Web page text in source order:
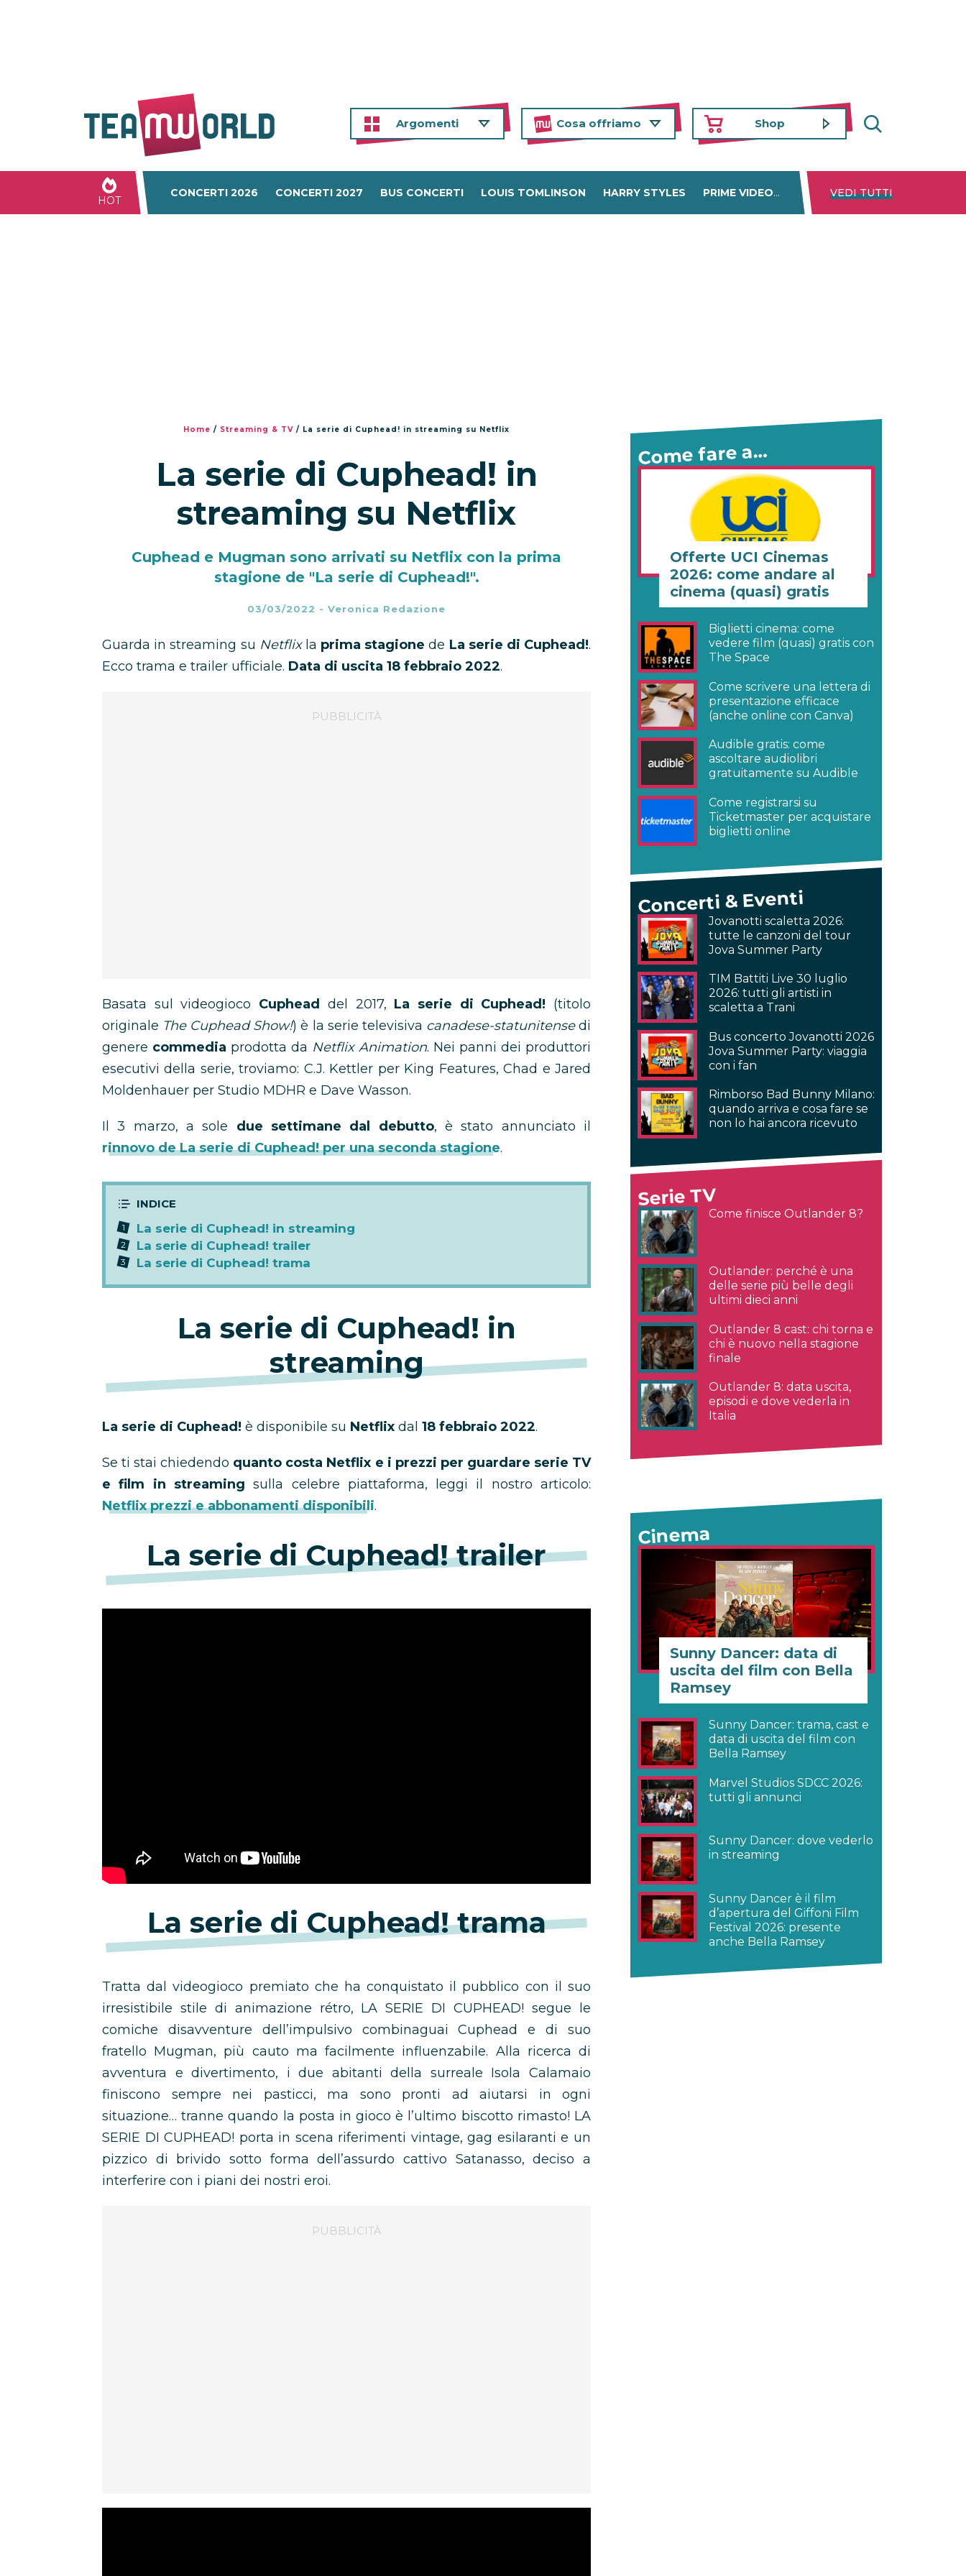
Argomenti Cosa offriamo Shop
HOT
CONCERTI 2026 CONCERTI 2027 BUS CONCERTI LOUIS TOMLINSON HARRY STYLES PRIME VIDEO DISNEY+ NETFLIX
VEDI TUTTI
Home / Streaming & TV / La serie di Cuphead! in streaming su Netflix
La serie di Cuphead! in
streaming su Netflix
Cuphead e Mugman sono arrivati su Netflix con la prima
stagione de "La serie di Cuphead!".
03/03/2022 - Veronica Redazione
Guarda in streaming su Netflixla prima stagione de La serie di Cuphead!.
Ecco trama e trailer ufficiale. Data di uscita 18 febbraio 2022.
Basata sul videogioco Cuphead del 2017, La serie di Cuphead! (titolo
originale The Cuphead Show!) è la serie televisiva canadese-statunitensedi
genere commedia prodotta da Netflix Animation. Nei panni dei produttori
esecutivi della serie, troviamo: C.J. Kettler per King Features, Chad e Jared
Moldenhauer per Studio MDHR e Dave Wasson.
Il 3 marzo, a sole due settimane dal debutto, è stato annunciato il
rinnovo de La serie di Cuphead! per una seconda stagione.
La serie di Cuphead! in streaming
La serie di Cuphead! trailer
La serie di Cuphead! trama
La serie di Cuphead! in
streaming
La serie di Cuphead! è disponibile su Netflix dal 18 febbraio 2022.
Se ti stai chiedendo quanto costa Netflix e i prezzi per guardare serie TV
e film in streaming sulla celebre piattaforma, leggi il nostro articolo:
Netflix prezzi e abbonamenti disponibili.
La serie di Cuphead! trailer
La serie di Cuphead! trama
Tratta dal videogioco premiato che ha conquistato il pubblico con il suo
irresistibile stile di animazione rétro, LA SERIE DI CUPHEAD! segue le
comiche disavventure dell’impulsivo combinaguai Cuphead e di suo
fratello Mugman, più cauto ma facilmente influenzabile. Alla ricerca di
avventura e divertimento, i due abitanti della surreale Isola Calamaio
finiscono sempre nei pasticci, ma sono pronti ad aiutarsi in ogni
situazione… tranne quando la posta in gioco è l’ultimo biscotto rimasto! LA
SERIE DI CUPHEAD! porta in scena riferimenti vintage, gag esilaranti e un
pizzico di brivido sotto forma dell’assurdo cattivo Satanasso, deciso a
interferire con i piani dei nostri eroi.
Come fare a…
Offerte UCI Cinemas
2026: come andare al
cinema (quasi) gratis
Biglietti cinema: come
vedere film (quasi) gratis con
The Space
Come scrivere una lettera di
presentazione efficace
(anche online con Canva)
Audible gratis: come
ascoltare audiolibri
gratuitamente su Audible
Come registrarsi su
Ticketmaster per acquistare
biglietti online
Concerti & Eventi
Jovanotti scaletta 2026:
tutte le canzoni del tour
Jova Summer Party
TIM Battiti Live 30 luglio
2026: tutti gli artisti in
scaletta a Trani
Bus concerto Jovanotti 2026
Jova Summer Party: viaggia
con i fan
Rimborso Bad Bunny Milano:
quando arriva e cosa fare se
non lo hai ancora ricevuto
Serie TV
Come finisce Outlander 8?
Outlander: perché è una
delle serie più belle degli
ultimi dieci anni
Outlander 8 cast: chi torna e
chi è nuovo nella stagione
finale
Outlander 8: data uscita,
episodi e dove vederla in
Italia
Cinema
Sunny Dancer: data di
uscita del film con Bella
Ramsey
Sunny Dancer: trama, cast e
data di uscita del film con
Bella Ramsey
Marvel Studios SDCC 2026:
tutti gli annunci
Sunny Dancer: dove vederlo
in streaming
Sunny Dancer è il film
d’apertura del Giffoni Film
Festival 2026: presente
anche Bella Ramsey